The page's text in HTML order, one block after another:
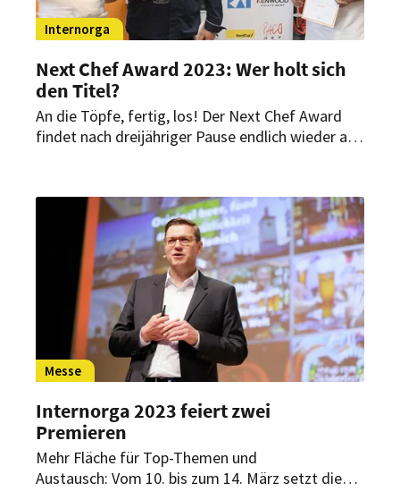
Internorga
Next Chef Award 2023: Wer holt sich
den Titel?
An die Töpfe, fertig, los! Der Next Chef Award
findet nach dreijähriger Pause endlich wieder auf
Nachwuchskoch 2023?
Messe
Internorga 2023 feiert zwei
Premieren
Mehr Fläche für Top-Themen und
Austausch: Vom 10. bis zum 14. März setzt die